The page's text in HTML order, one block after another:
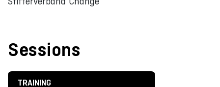
Sessions
TRAINING